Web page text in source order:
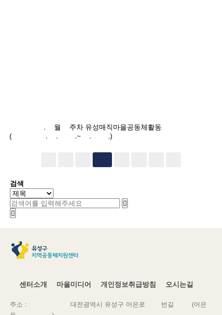
2024.9월1주차 유성매직마을공동체활동
(2024.9.02.~9.08.)
검색
센터소개 마을미디어 개인정보취급방침 오시는길
주소 : 34139 대전광역시 유성구 어은로51번길 41(어은